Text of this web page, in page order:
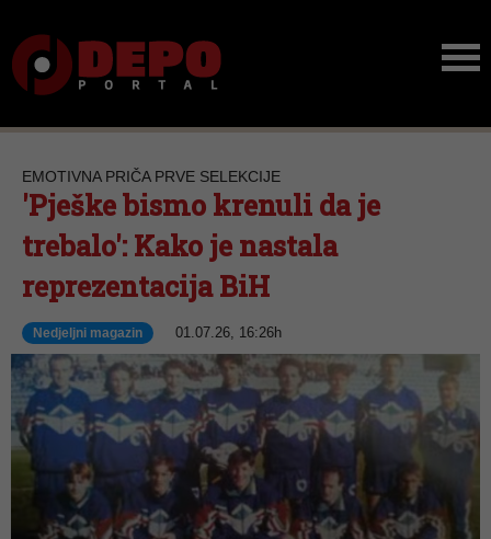
EMOTIVNA PRIČA PRVE SELEKCIJE
'Pješke bismo krenuli da je
trebalo': Kako je nastala
reprezentacija BiH
Nedjeljni magazin 01.07.26, 16:26h